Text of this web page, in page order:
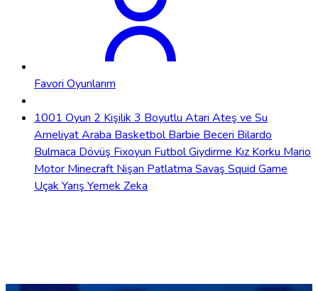
Favori Oyunlarım
1001 Oyun 2 Kişilik 3 Boyutlu Atari Ateş ve Su
AmeliyatAraba BasketbolBarbie Beceri Bilardo
Bulmaca Dövüş Fixoyun FutbolGiydirme Kız Korku Mario
Motor Minecraft Nişan Patlatma Savaş Squid Game
Uçak Yarış Yemek Zeka